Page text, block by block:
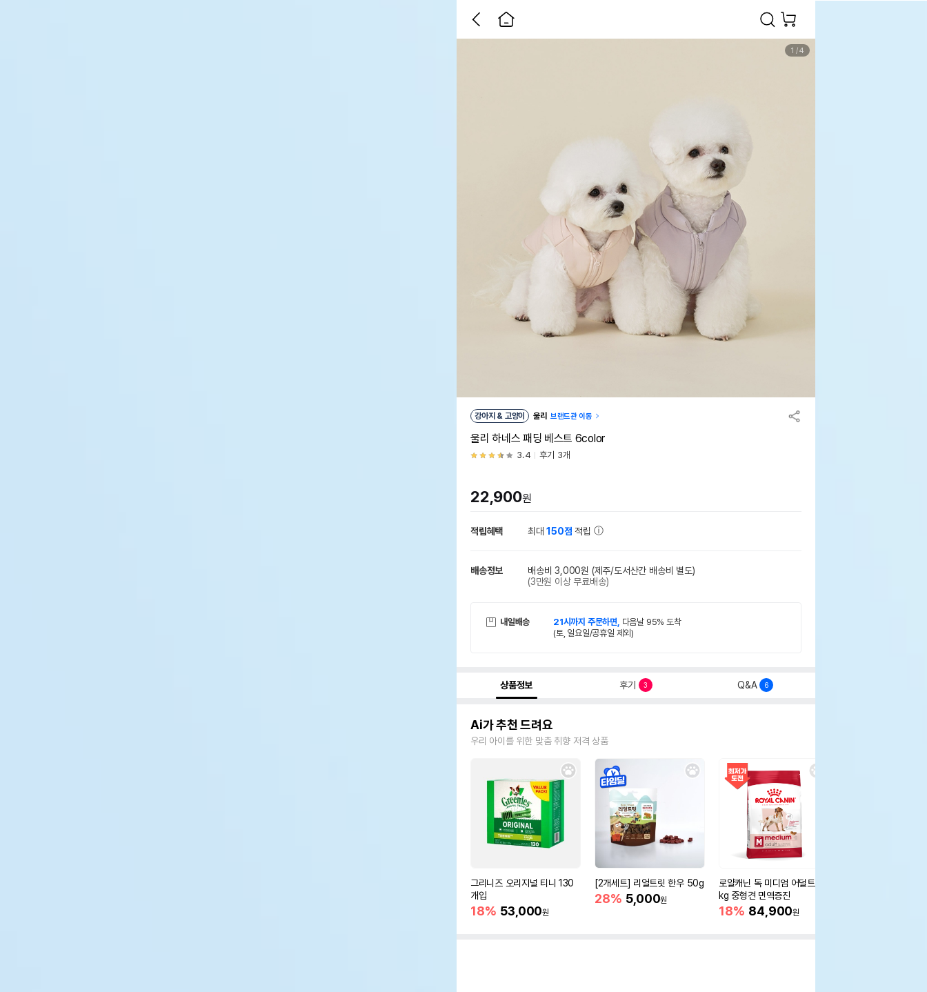
1 /4
강아지 & 고양이 울리 브랜드관 이동
울리 하네스 패딩 베스트 6color
3.4 후기 3개
22,900원
적립혜택 최대150점 적립
배송정보 배송비 3,000원 (제주/도서산간 배송비 별도)
(3만원 이상 무료배송)
내일배송 21시까지 주문하면, 다음날 95% 도착
(토, 일요일/공휴일 제외)
상품정보 후기 3 Q&A 6
Ai가 추천 드려요
우리 아이를 위한 맞춤 취향 저격 상품
그리니즈 오리지널 티니 130
개입
18% 53,000원
[2개세트] 리얼트릿 한우 50g
28% 5,000원
로얄캐닌 독 미디엄 어덜트 10
kg 중형견 면역증진
18% 84,900원